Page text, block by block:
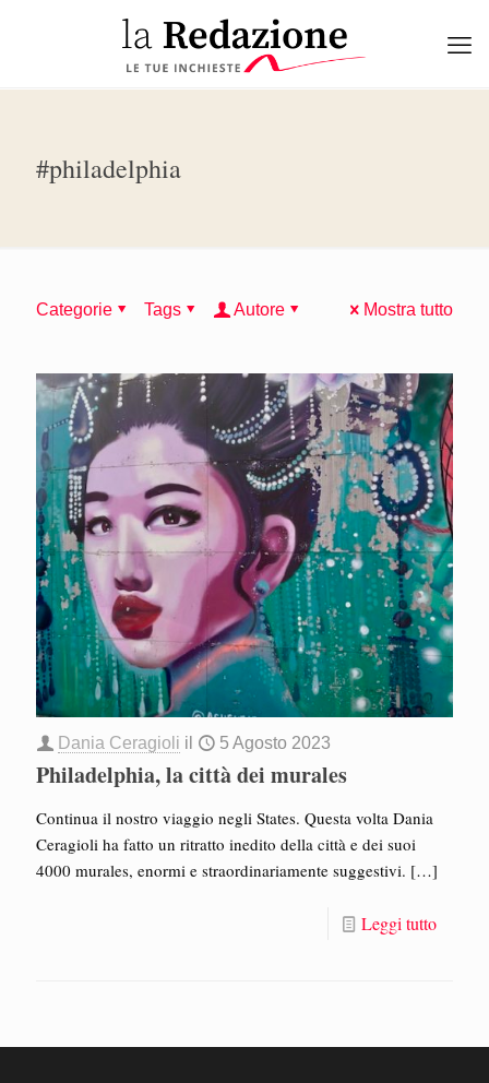
#philadelphia
Categorie Tags Autore Mostra tutto
Dania Ceragioli il 5 Agosto 2023
Philadelphia, la città dei murales
Continua il nostro viaggio negli States. Questa volta Dania
Ceragioli ha fatto un ritratto inedito della città e dei suoi
4000 murales, enormi e straordinariamente suggestivi. […]
Leggi tutto